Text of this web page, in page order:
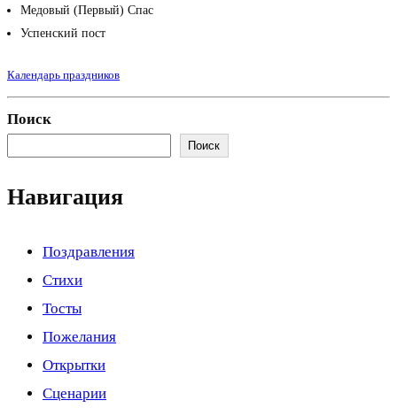
Медовый (Первый) Спас
Успенский пост
Календарь праздников
Поиск
Поиск
Навигация
Поздравления
Стихи
Тосты
Пожелания
Открытки
Сценарии